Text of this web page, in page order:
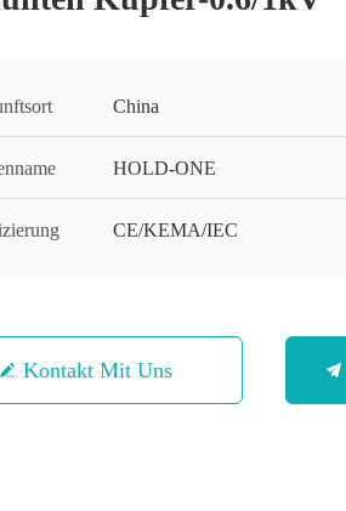
China
HOLD-ONE
CE/KEMA/IEC
Kontakt Mit Uns